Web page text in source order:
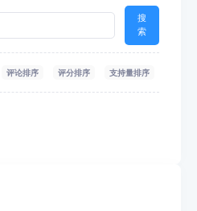
搜
索
评论排序 评分排序 支持量排序